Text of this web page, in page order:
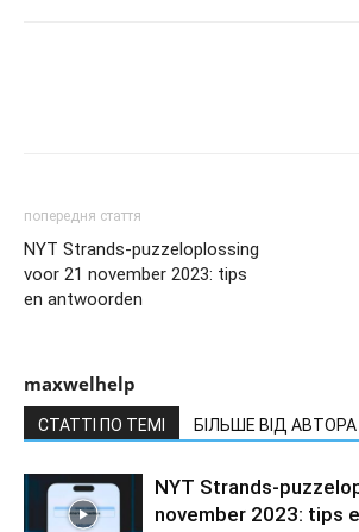
попередня стаття
NYT Strands-puzzeloplossing
voor 21 november 2023: tips
en antwoorden
maxwelhelp
СТАТТІ ПО ТЕМІ БІЛЬШЕ ВІД АВТОРА
NYT Strands-
november 2023: tips